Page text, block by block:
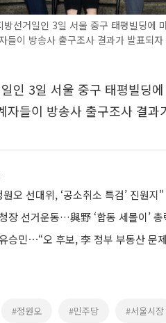
선거일인 3일 서울 중구 태평빌딩에
들이 방송사 출구조사 결과가 발표되
인 3일 서울 중구 태평빌딩
자들이 방송사 출구조사 결
오 선대위, ‘공소취소 특검’ 진원지"
장 선거운동…與野 ‘합동 세몰이’ 총
승민⋯“오 후보, 李 정부 부동산 문
#정원오 #민주당 #서울시장